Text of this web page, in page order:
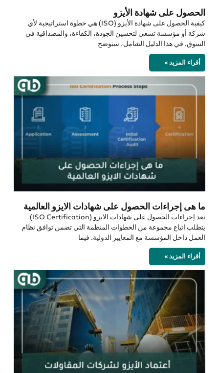
الحصول على شهادة الأيزو
كيفية الحصول على شهادة الأيزو (ISO) هي خطوة استراتيجية لأي
شركة أو مؤسسة تسعى لتحسين الجودة، الكفاءة، والمصداقية في
السوق. في هذا الدليل الشامل، سنوضح
أقراء المزيد »
ما هى إجراءات الحصول على شهادات الايزو العالمية
تعد إجراءات الحصول على شهادات الايزو (ISO Certification)
يتطلب اتباع مجموعة من الخطوات المنظمة التي تضمن توافق نظام
العمل داخل المؤسسة مع المعايير الدولية. فيما
أقراء المزيد »